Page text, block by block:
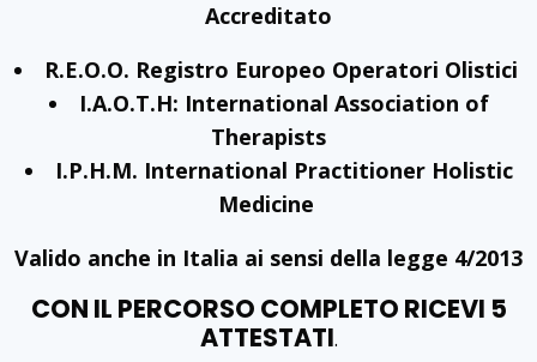
Accreditato
R.E.O.O. Registro Europeo Operatori Olistici
I.A.O.T.H: International Association of
Therapists
I.P.H.M. International Practitioner Holistic
Medicine
Valido anche in Italia ai sensi della legge 4/2013
CON IL PERCORSO COMPLETO RICEVI 5
ATTESTATI.